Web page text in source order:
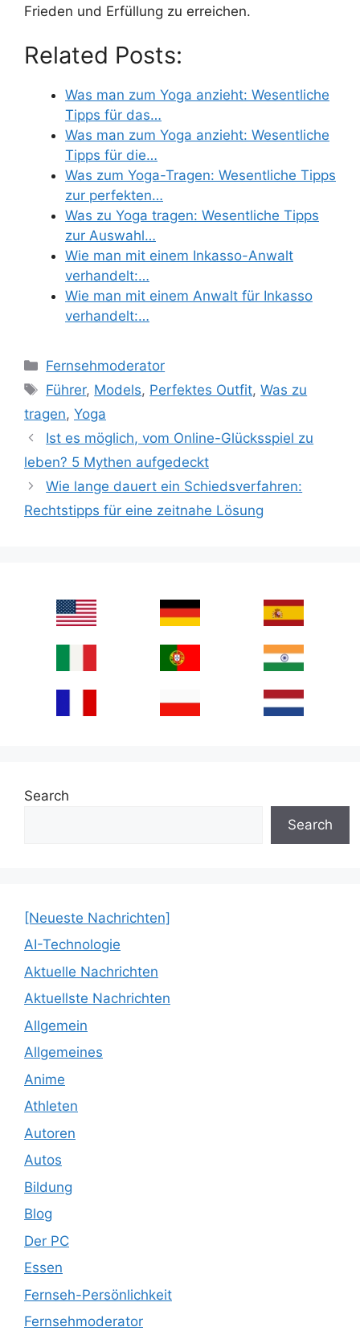
Frieden und Erfüllung zu erreichen.
Related Posts:
Was man zum Yoga anzieht: Wesentliche
Tipps für das…
Was man zum Yoga anzieht: Wesentliche
Tipps für die…
Was zum Yoga-Tragen: Wesentliche Tipps
zur perfekten…
Was zu Yoga tragen: Wesentliche Tipps
zur Auswahl…
Wie man mit einem Inkasso-Anwalt
verhandelt:…
Wie man mit einem Anwalt für Inkasso
verhandelt:…
Categories
Fernsehmoderator
Tags
Führer, Models, Perfektes Outfit,Was zu
tragen, Yoga
Ist es möglich, vom Online-Glücksspiel zu
leben? 5 Mythen aufgedeckt
Wie lange dauert ein Schiedsverfahren:
Rechtstipps für eine zeitnahe Lösung
Search
Search
[Neueste Nachrichten]
AI-Technologie
Aktuelle Nachrichten
Aktuellste Nachrichten
Allgemein
Allgemeines
Anime
Athleten
Autoren
Autos
Bildung
Blog
Der PC
Essen
Fernseh-Persönlichkeit
Fernsehmoderator